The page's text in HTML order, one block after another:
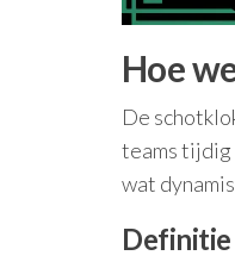
Hoe
De
teams tijdig
wat
Definitie